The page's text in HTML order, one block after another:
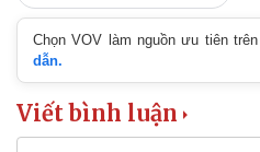
Chọn VOV làm nguồn ưu tiên
dẫn.
Viết bình luận